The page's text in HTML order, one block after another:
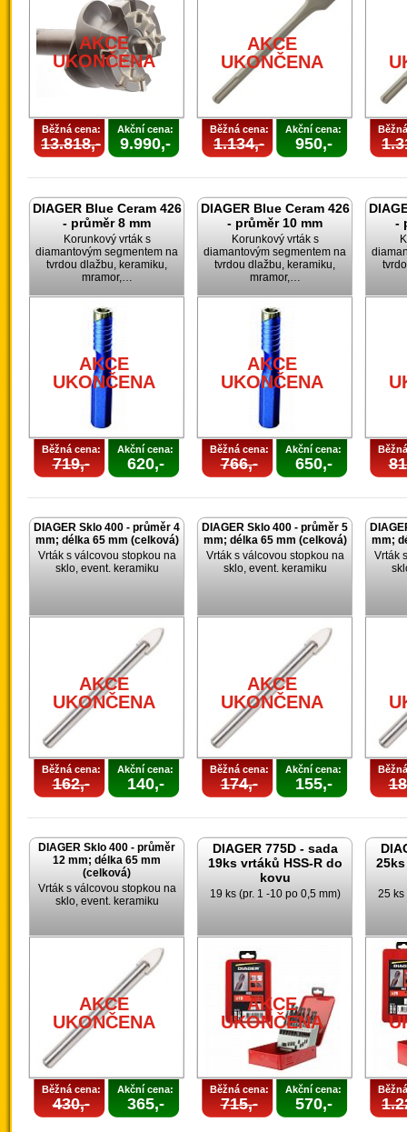
AKCE
UKONČENA
Běžná cena:
13.818,-
Akční cena:
9.990,-
AKCE
UKONČENA
Běžná cena:
1.134,-
Akční cena:
950,-
DIAGER Blue Ceram 426
- průměr 8 mm
Korunkový vrták s
diamantovým segmentem na
tvrdou dlažbu, keramiku,
mramor,…
AKCE
UKONČENA
Běžná cena:
719,-
Akční cena:
620,-
DIAGER Blue Ceram 426
- průměr 10 mm
Korunkový vrták s
diamantovým segmentem na
tvrdou dlažbu, keramiku,
mramor,…
AKCE
UKONČENA
Běžná cena:
766,-
Akční cena:
650,-
-
DIAGER Sklo 400 - průměr 4
mm; délka 65 mm (celková)
Vrták s válcovou stopkou na
sklo, event. keramiku
AKCE
UKONČENA
Běžná cena:
162,-
Akční cena:
140,-
DIAGER Sklo 400 - průměr 5
mm; délka 65 mm (celková)
Vrták s válcovou stopkou na
sklo, event. keramiku
AKCE
UKONČENA
Běžná cena:
174,-
Akční cena:
155,-
mm;
Vrták
DIAGER Sklo 400 - průměr
12 mm; délka 65 mm
(celková)
Vrták s válcovou stopkou na
sklo, event. keramiku
AKCE
UKONČENA
Běžná cena:
430,-
Akční cena:
365,-
DIAGER 775D - sada
19ks vrtáků HSS-R do
kovu
19 ks (pr. 1 -10 po 0,5 mm)
AKCE
UKONČENA
Běžná cena:
715,-
Akční cena:
570,-
25 ks